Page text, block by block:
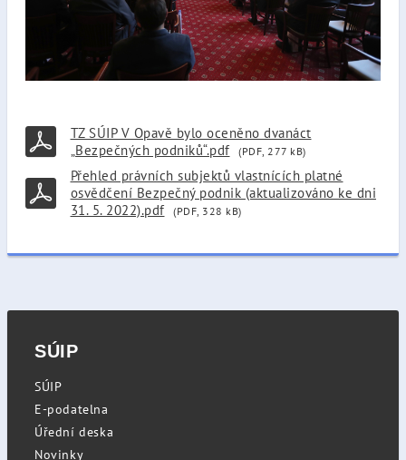
TZ SÚIP V Opavě bylo oceněno dvanáct
„Bezpečných podniků“.pdf
(PDF, 277 kB)
Přehled právních subjektů vlastnících platné
osvědčení Bezpečný podnik (aktualizováno ke dni
31. 5. 2022).pdf
(PDF, 328 kB)
SÚIP
SÚIP
E-podatelna
Úřední deska
Novinky